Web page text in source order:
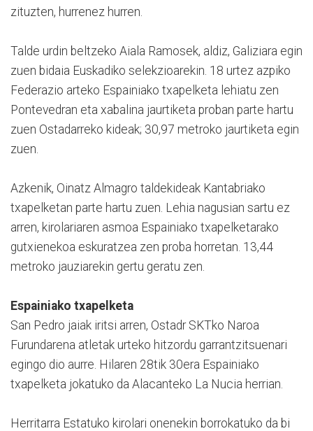
zituzten, hurrenez hurren.
Talde urdin beltzeko Aiala Ramosek, aldiz, Galiziara egin
zuen bidaia Euskadiko selekzioarekin. 18 urtez azpiko
Federazio arteko Espainiako txapelketa lehiatu zen
Pontevedran eta xabalina jaurtiketa proban parte hartu
zuen Ostadarreko kideak; 30,97 metroko jaurtiketa egin
zuen.
Azkenik, Oinatz Almagro taldekideak Kantabriako
txapelketan parte hartu zuen. Lehia nagusian sartu ez
arren, kirolariaren asmoa Espainiako txapelketarako
gutxienekoa eskuratzea zen proba horretan. 13,44
metroko jauziarekin gertu geratu zen.
Espainiako txapelketa
San Pedro jaiak iritsi arren, Ostadr SKTko Naroa
Furundarena atletak urteko hitzordu garrantzitsuenari
egingo dio aurre. Hilaren 28tik 30era Espainiako
txapelketa jokatuko da Alacanteko La Nucia herrian.
Herritarra Estatuko kirolari onenekin borrokatuko da bi